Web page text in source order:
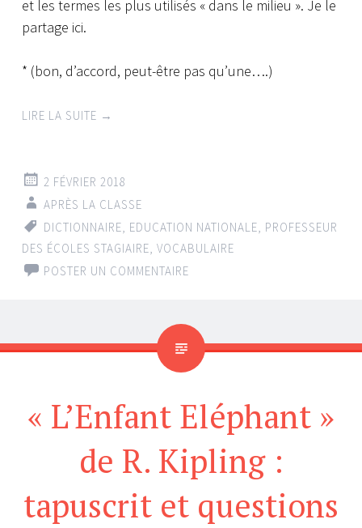
et les termes les plus utilisés « dans le milieu ». Je le
partage ici.
* (bon, d’accord, peut-être pas qu’une….)
LIRE LA SUITE →
2 FÉVRIER 2018
APRÈS LA CLASSE
DICTIONNAIRE, EDUCATION NATIONALE, PROFESSEUR
DES ÉCOLES STAGIAIRE, VOCABULAIRE
POSTER UN COMMENTAIRE
« L’Enfant Eléphant »
de R. Kipling :
tapuscrit et questions